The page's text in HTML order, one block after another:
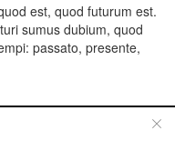
est, quod futurum est.
sumus dubium, quod
passato, presente,
Rendi: